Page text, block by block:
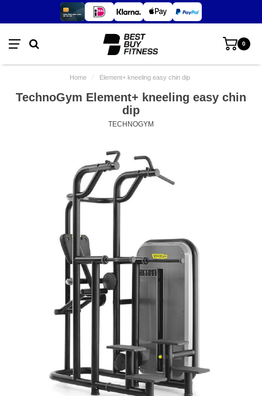
0
Home / Element+ kneeling easy chin dip
TechnoGym Element+ kneeling easy chin
dip
TECHNOGYM